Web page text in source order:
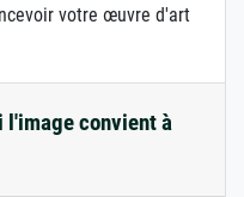
votre œuvre d'art
l'image convient à